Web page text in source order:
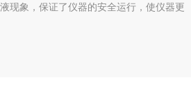
现象，保证了仪器的安全运行，使仪器更